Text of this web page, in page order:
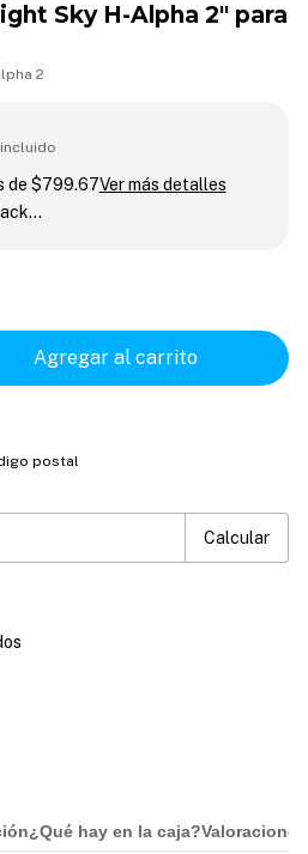
Sky H-Alpha 2" para
2
incluido
de $799.67Ver más detalles
postal
Calcular
¿Qué hay en la caja?